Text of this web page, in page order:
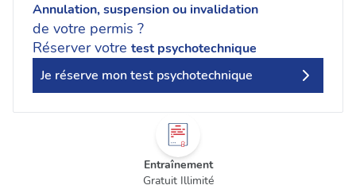
Annulation, suspension ou invalidation
de votre permis ?
Réserver votre test psychotechnique
Je réserve mon test psychotechnique
Entraînement
Gratuit Illimité